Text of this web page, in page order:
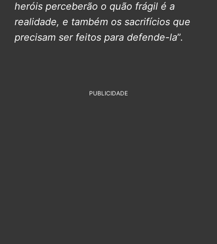
heróis perceberão o quão frágil é a
realidade, e também os sacrifícios que
precisam ser feitos para defende-la”.
PUBLICIDADE